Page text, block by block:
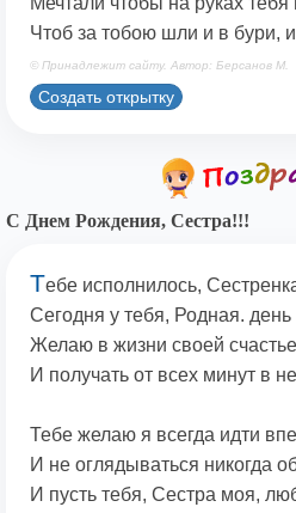
Чтоб за тобою шли и в бури,
© Принадлежит сайту. Автор: Берсанов М.
Создать открытку
С Днем Рождения, Сестра!!!
Тебе исполнилось,
Сегодня у тебя, Родная.
Желаю в жизни своей
И получать от всех минут в
Тебе желаю я всегда идти
И не оглядываться никогда
И пусть тебя, Сестра моя,